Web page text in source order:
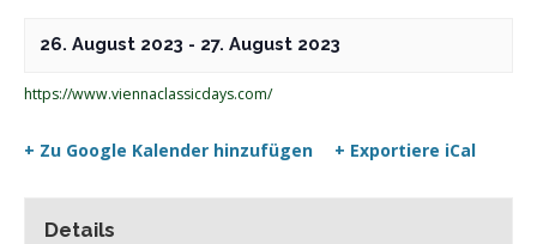
26. August 2023 - 27. August 2023
https://www.viennaclassicdays.com/
+ Zu Google Kalender hinzufügen + Exportiere iCal
Details